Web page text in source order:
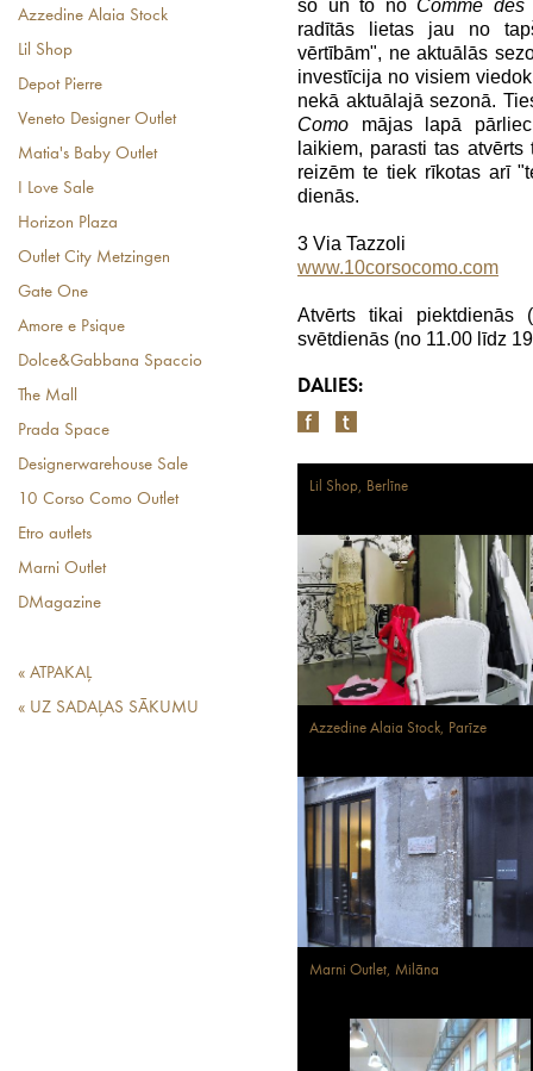
Azzedine Alaia Stock
Lil Shop
Depot Pierre
Veneto Designer Outlet
Matia's Baby Outlet
I Love Sale
Horizon Plaza
Outlet City Metzingen
Gate One
Amore e Psique
Dolce&Gabbana Spaccio
The Mall
Prada Space
Designerwarehouse Sale
10 Corso Como Outlet
Etro autlets
Marni Outlet
DMagazine
« ATPAKAĻ
« UZ SADAĻAS SĀKUMU
šo un to no Comme des
radītās lietas jau no
vērtībām", ne aktuālās
investīcija no visiem
nekā aktuālajā sezonā.
Como mājas lapā
laikiem, parasti tas
reizēm te tiek rīkotas arī
dienās.
3 Via Tazzoli
www.10corsocomo.com
Atvērts tikai piektdienās
svētdienās (no 11.00 līdz
DALIES:
Lil Shop, Berlīne
Azzedine Alaia Stock, Parīze
Marni Outlet, Milāna